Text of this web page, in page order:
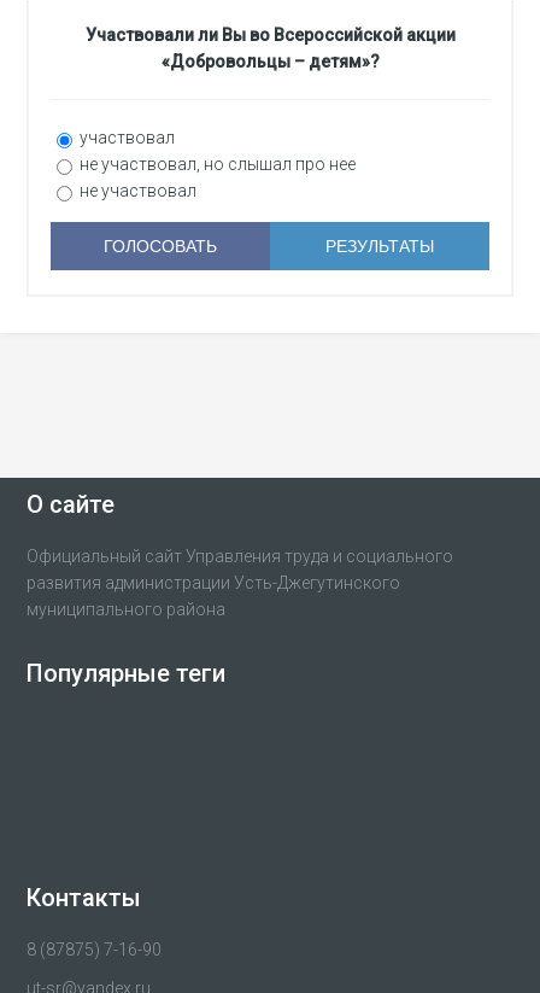
Участвовали ли Вы во Всероссийской акции
«Добровольцы – детям»?
участвовал
не участвовал, но слышал про нее
не участвовал
О сайте
Официальный сайт Управления труда и социального
развития администрации Усть-Джегутинского
муниципального района
Популярные теги
Контакты
8 (87875) 7-16-90
ut-sr@yandex.ru